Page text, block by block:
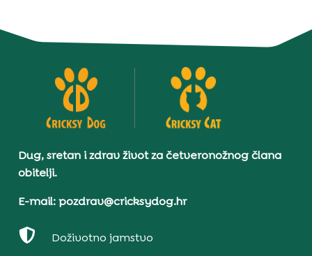
Dug, sretan i zdrav život za četveronožnog člana
obitelji.
E-mail: pozdrav@cricksydog.hr
 Doživotno jamstvo